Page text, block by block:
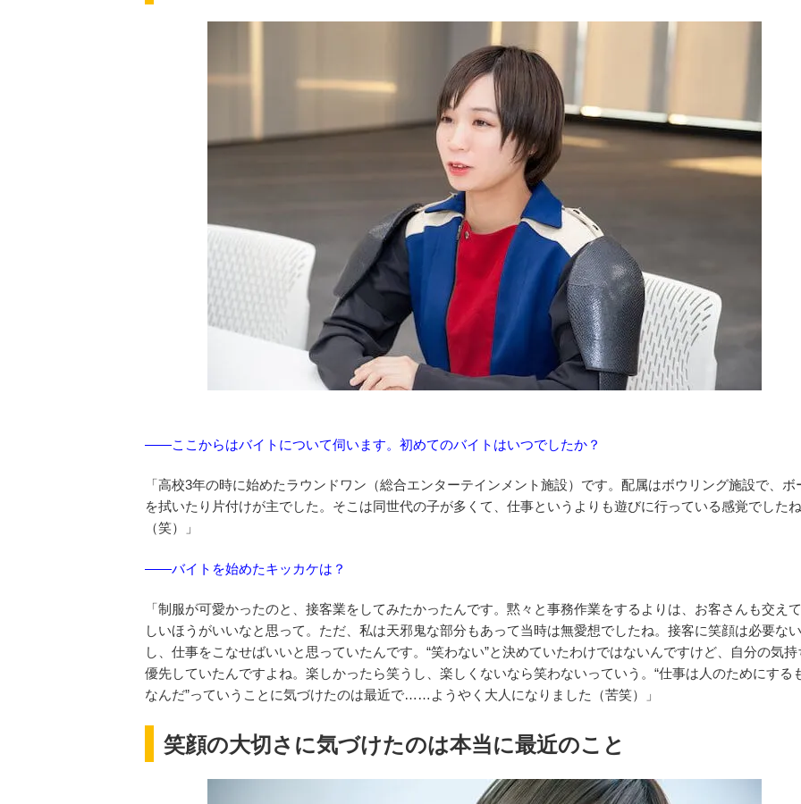
——ここからはバイトについて伺います。初めてのバイトはいつでしたか？
「高校3年の時に始めたラウンドワン（総合エンターテインメント施設）です。配属はボウリング施設で、ボ
を拭いたり片付けが主でした。そこは同世代の子が多くて、仕事というよりも遊びに行っている感覚でしたね
（笑）」
——バイトを始めたキッカケは？
「制服が可愛かったのと、接客業をしてみたかったんです。黙々と事務作業をするよりは、お客さんも交え
しいほうがいいなと思って。ただ、私は天邪鬼な部分もあって当時は無愛想でしたね。接客に笑顔は必要ない
し、仕事をこなせばいいと思っていたんです。“笑わない”と決めていたわけではないんですけど、自分の気持
優先していたんですよね。楽しかったら笑うし、楽しくないなら笑わないっていう。“仕事は人のためにする
なんだ”っていうことに気づけたのは最近で……ようやく大人になりました（苦笑）」
笑顔の大切さに気づけたのは本当に最近のこと